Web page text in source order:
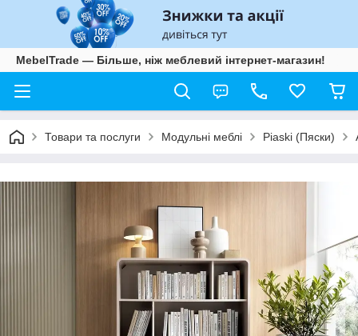
MebelTrade — Більше, ніж меблевий інтернет-магазин!
Товари та послуги Модульні меблі Piaski (Пяски)